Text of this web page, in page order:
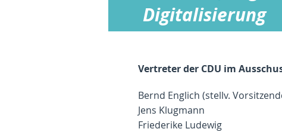
Digitalisierung
Vertreter der CDU im
Bernd Englich (stellv.
Jens Klugmann
Friederike Ludewig